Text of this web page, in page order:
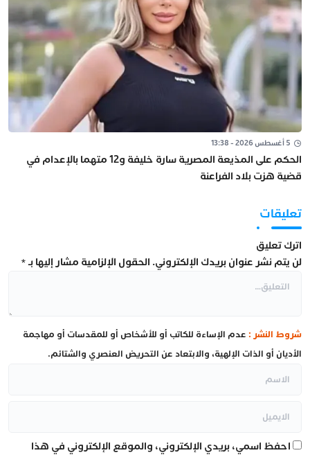
5 أغسطس 2026 - 13:38
الحكم على المذيعة المصرية سارة خليفة و12 متهما بالإعدام في
قضية هزت بلاد الفراعنة
تعليقات
اترك تعليق
لن يتم نشر عنوان بريدك الإلكتروني. الحقول الإلزامية مشار إليها بـ*
شروط النشر : عدم الإساءة للكاتب أو للأشخاص أو للمقدسات أو مهاجمة
الأديان أو الذات الإلهية، والابتعاد عن التحريض العنصري والشتائم.
احفظ اسمي، بريدي الإلكتروني، والموقع الإلكتروني في هذا